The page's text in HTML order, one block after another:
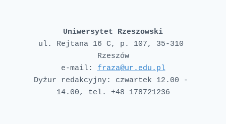
Uniwersytet Rzeszowski
ul. Rejtana 16 C, p. 107, 35-310
Rzeszów
e-mail: fraza@ur.edu.pl
Dyżur redakcyjny: czwartek 12.00 -